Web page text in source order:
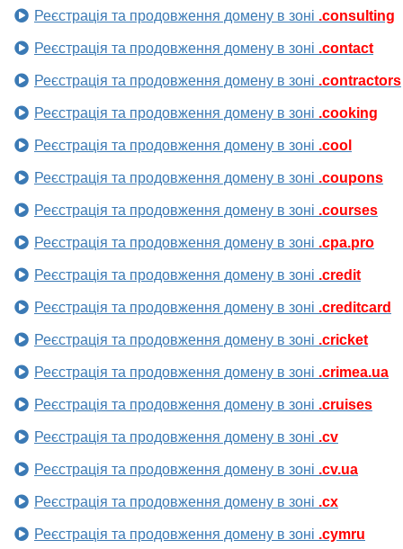
Реєстрація та продовження домену в зоні .consulting
Реєстрація та продовження домену в зоні .contact
Реєстрація та продовження домену в зоні .contractors
Реєстрація та продовження домену в зоні .cooking
Реєстрація та продовження домену в зоні .cool
Реєстрація та продовження домену в зоні .coupons
Реєстрація та продовження домену в зоні .courses
Реєстрація та продовження домену в зоні .cpa.pro
Реєстрація та продовження домену в зоні .credit
Реєстрація та продовження домену в зоні .creditcard
Реєстрація та продовження домену в зоні .cricket
Реєстрація та продовження домену в зоні .crimea.ua
Реєстрація та продовження домену в зоні .cruises
Реєстрація та продовження домену в зоні .cv
Реєстрація та продовження домену в зоні .cv.ua
Реєстрація та продовження домену в зоні .cx
Реєстрація та продовження домену в зоні .cymru